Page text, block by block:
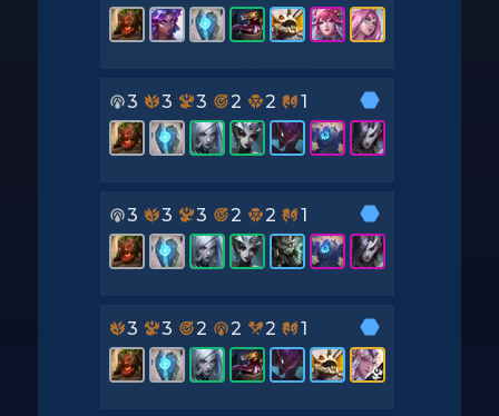
3 3 3 2 2 1
3 3 3 2 2 1
3 3 2 2 2 1